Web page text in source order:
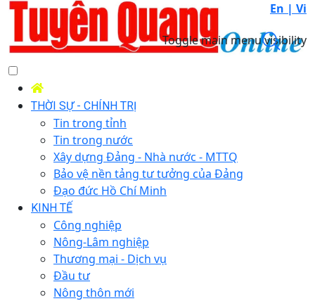
En | Vi
Toggle main menu visibility
THỜI SỰ - CHÍNH TRỊ
Tin trong tỉnh
Tin trong nước
Xây dựng Đảng - Nhà nước - MTTQ
Bảo vệ nền tảng tư tưởng của Đảng
Đạo đức Hồ Chí Minh
KINH TẾ
Công nghiệp
Nông-Lâm nghiệp
Thương mại - Dịch vụ
Đầu tư
Nông thôn mới